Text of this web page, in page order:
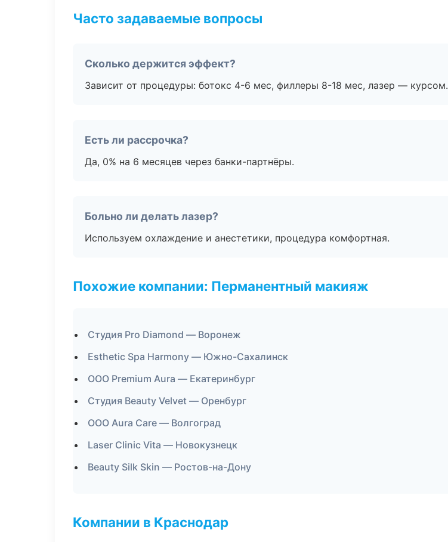
Часто задаваемые вопросы
Сколько держится эффект?
Зависит от процедуры: ботокс 4-6 мес, филлеры 8-18 мес, лазер — курсом.
Есть ли рассрочка?
Да, 0% на 6 месяцев через банки-партнёры.
Больно ли делать лазер?
Используем охлаждение и анестетики, процедура комфортная.
Похожие компании: Перманентный макияж
Студия Pro Diamond — Воронеж
Esthetic Spa Harmony — Южно-Сахалинск
ООО Premium Aura — Екатеринбург
Студия Beauty Velvet — Оренбург
ООО Aura Care — Волгоград
Laser Clinic Vita — Новокузнецк
Beauty Silk Skin — Ростов-на-Дону
Компании в Краснодар